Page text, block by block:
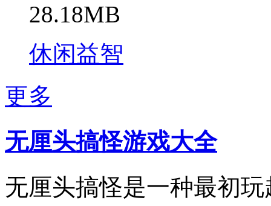
28.18MB
休闲益智
更多
无厘头搞怪游戏大全
无厘头搞怪是一种最初